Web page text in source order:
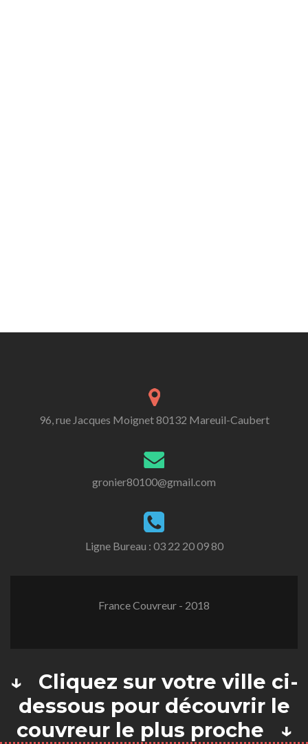
96, rue Jacques Moignet 80132 Mareuil-Caubert
gronier80100@gmail.com
Ligne Bureau : 03 22 20 09 80
France Couvreur - 2018
↓ Cliquez sur votre ville ci-
dessous pour découvrir le
couvreur le plus proche ↓